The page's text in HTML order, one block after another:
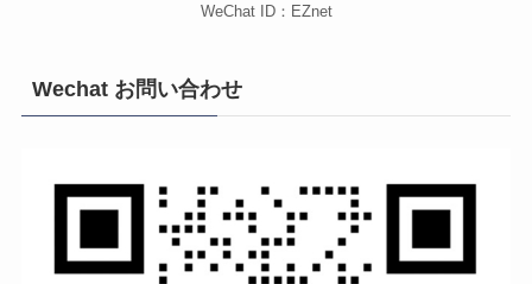
WeChat ID：EZnet
Wechat お問い合わせ